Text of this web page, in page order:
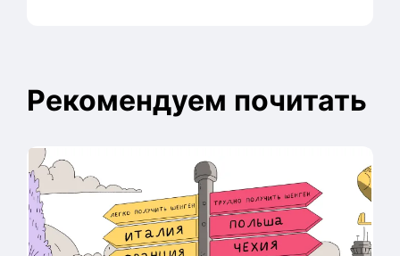
Рекомендуем почитать